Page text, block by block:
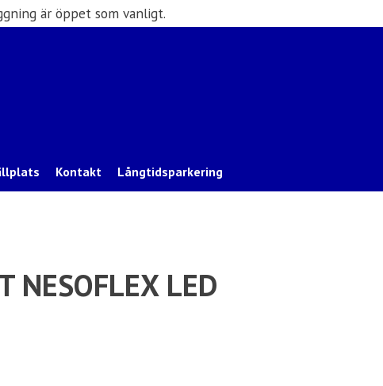
är öppet som vanligt.
Kontakt Långtidsparkering
NESOFLEX LED